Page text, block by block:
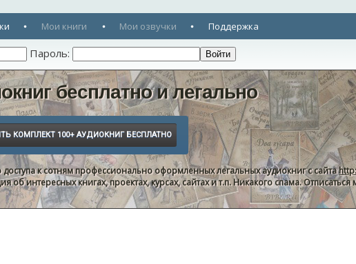
Мои книги Мои озвучки Поддержка
Пароль:
бесплатно и легально
к сотням профессионально оформленных легальных аудиокниг с сайта
интересных книгах, проектах, курсах, сайтах и т.п. Никакого спама.